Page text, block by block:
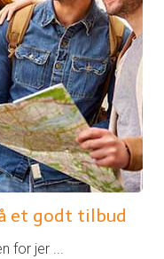
et godt tilbud
for jer ...